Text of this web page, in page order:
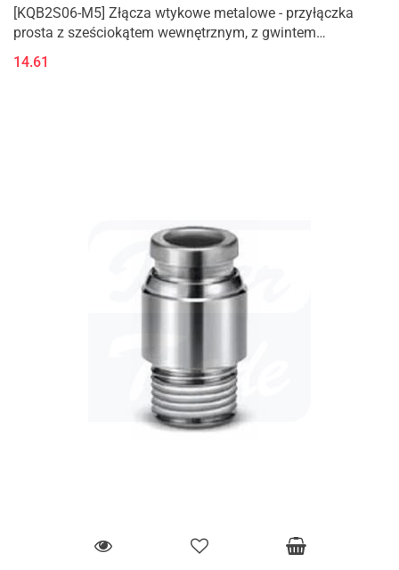
[KQB2S06-M5] Złącza wtykowe metalowe - przyłączka
prosta z sześciokątem wewnętrznym, z gwintem
14.61